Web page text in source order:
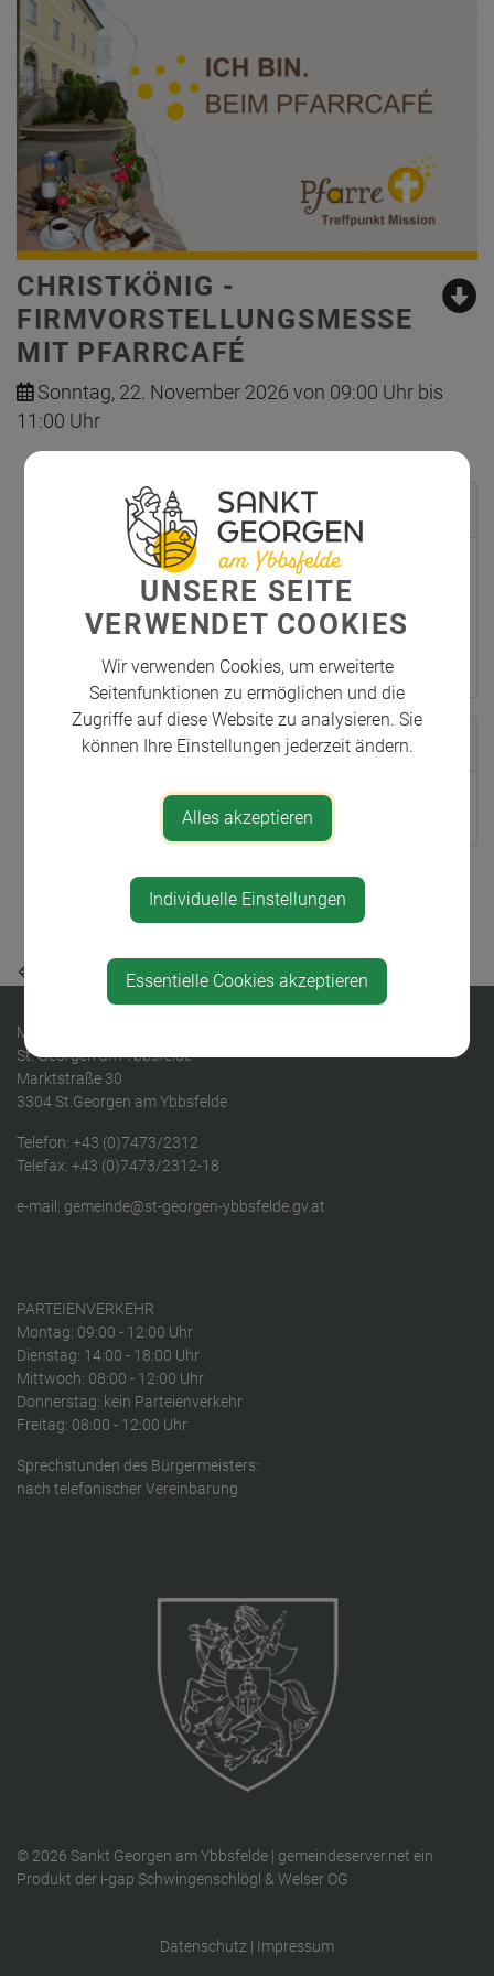
CHRISTKÖNIG -
FIRMVORSTELLUNGSMESSE
MIT PFARRCAFÉ
Sonntag, 22. November 2026 von 09:00 Uhr bis
11:00 Uhr
Veranstaltungsort
Georgsaal
Am Kirchenberg 2
3304 St. Georgen am Ybbsfelde
Veranstalter
Pfarre St. Georgen
Teile den Artikel
⇐ zurück
MARKTGEMEINDE
St. Georgen am Ybbsfelde
Marktstraße 30
3304 St.Georgen am Ybbsfelde
Telefon: +43 (0)7473/2312
Telefax: +43 (0)7473/2312-18
e-mail: gemeinde@st-georgen-ybbsfelde.gv.at
PARTEIENVERKEHR
Montag: 09:00 - 12:00 Uhr
Dienstag: 14:00 - 18:00 Uhr
Mittwoch: 08:00 - 12:00 Uhr
Donnerstag: kein Parteienverkehr
Freitag: 08:00 - 12:00 Uhr
Sprechstunden des Bürgermeisters:
nach telefonischer Vereinbarung
© 2026 Sankt Georgen am Ybbsfelde | gemeindeserver.net ein
Produkt der i-gap Schwingenschlögl & Welser OG
Datenschutz | Impressum
UNSERE SEITE
VERWENDET COOKIES
Wir verwenden Cookies, um erweiterte
Seitenfunktionen zu ermöglichen und die
Zugriffe auf diese Website zu analysieren. Sie
können Ihre Einstellungen jederzeit ändern.
Alles akzeptieren
Individuelle Einstellungen
Essentielle Cookies akzeptieren